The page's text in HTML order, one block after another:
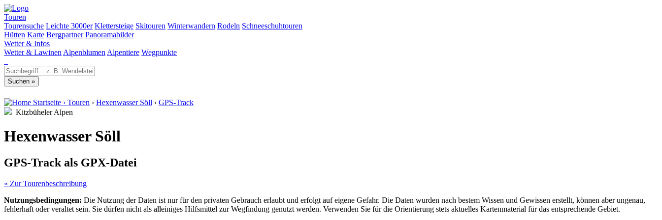
Touren
Tourensuche Leichte 3000er Klettersteige Skitouren Winterwandern Rodeln Schneeschuhtouren
Hütten Karte Bergpartner Panoramabilder
Wetter & Infos
Wetter & Lawinen Alpenblumen Alpentiere Wegpunkte
Startseite › Touren › Hexenwasser Söll › GPS-Track
Kitzbüheler Alpen
Hexenwasser Söll
GPS-Track als GPX-Datei
« Zur Tourenbeschreibung
Nutzungsbedingungen: Die Nutzung der Daten ist nur für den privaten Gebrauch erlaubt und erfolgt auf eigene Gefahr. Die Daten wurden nach bestem Wissen und Gewissen erstellt, können aber ungenau,
fehlerhaft oder veraltet sein. Sie dürfen nicht als alleiniges Hilfsmittel zur Wegfindung genutzt werden. Verwenden Sie für die Orientierung stets aktuelles Kartenmaterial für das entsprechende Gebiet.